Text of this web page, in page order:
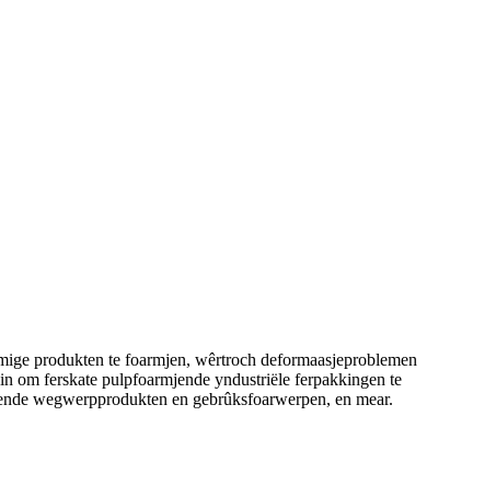
produkten te foarmjen, wêrtroch deformaasjeproblemen
om ferskate pulpfoarmjende yndustriële ferpakkingen te
wegwerpprodukten en gebrûksfoarwerpen, en mear.